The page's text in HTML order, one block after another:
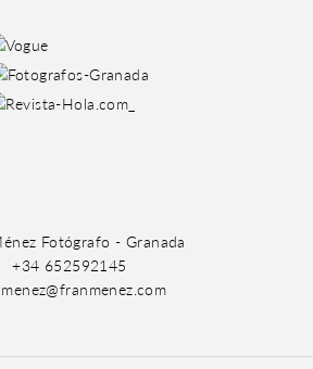
Fotógrafo - Granada
+34 652592145